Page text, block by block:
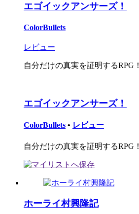
エゴイックアンサーズ！
ColorBullets
レビュー
自分だけの真実を証明するRPG！
エゴイックアンサーズ！
ColorBullets • レビュー
自分だけの真実を証明するRPG！
ホーライ村興隆記